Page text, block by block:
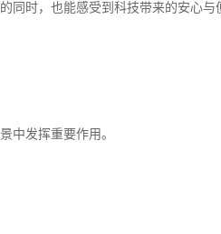
同时，也能感受到科技带来的安心与
中发挥重要作用。